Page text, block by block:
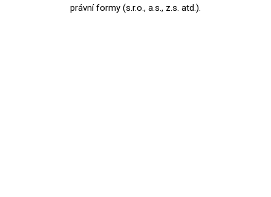
právní formy (s.r.o., a.s., z.s. atd.).